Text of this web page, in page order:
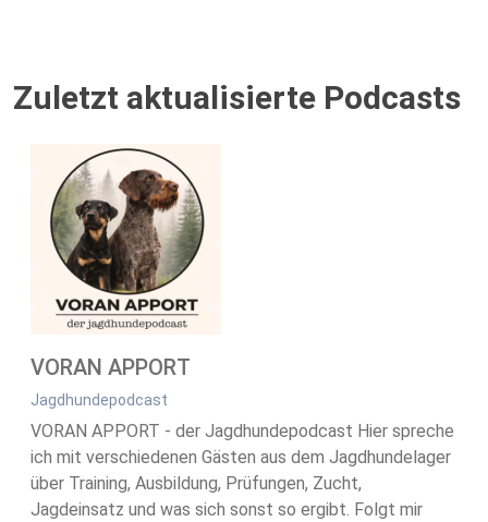
Zuletzt aktualisierte Podcasts
VORAN APPORT
Jagdhundepodcast
VORAN APPORT - der Jagdhundepodcast Hier spreche
ich mit verschiedenen Gästen aus dem Jagdhundelager
über Training, Ausbildung, Prüfungen, Zucht,
Jagdeinsatz und was sich sonst so ergibt. Folgt mir